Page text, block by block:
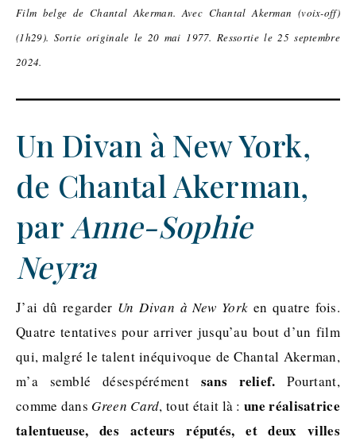
Film belge de Chantal Akerman. Avec Chantal Akerman (voix-off)
(1h29). Sortie originale le 20 mai 1977. Ressortie le 25 septembre
2024.
Un Divan à New York,
de Chantal Akerman,
parAnne-Sophie
Neyra
J’ai dû regarder Un Divan à New York en quatre fois.
Quatre tentatives pour arriver jusqu’au bout d’un film
qui, malgré le talent inéquivoque de Chantal Akerman,
m’a semblé désespérément sans relief.Pourtant,
comme dans Green Card, tout était là :une réalisatrice
talentueuse, des acteurs réputés, et deux villes